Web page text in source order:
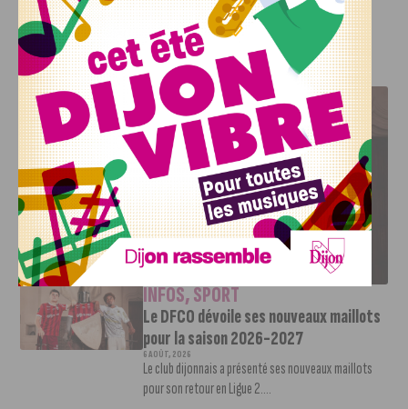
12h, et les courses sont programmées de 14h à 18h.
J'AIME LE DFCO
LE DFCO DÉVOILE SES NOUVEAUX MAILLOTS POUR LA
SAISON 2026-2027
INFOS,SPORT
Le DFCO dévoile ses nouveaux maillots
pour la saison 2026-2027
6 AOÛT, 2026
Le club dijonnais a présenté ses nouveaux maillots
pour son retour en Ligue 2....